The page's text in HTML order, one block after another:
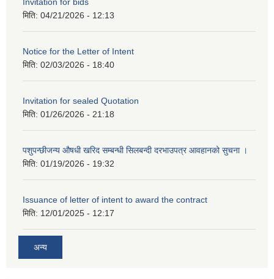
मिति: 04/21/2026 - 12:13
Notice for the Letter of Intent
मिति: 02/03/2026 - 18:40
Invitation for sealed Quotation
मिति: 01/26/2026 - 21:18
पशुपन्छीजन्य औषधी खरिद सम्बन्धी सिलबन्दी दरभाउपत्र आवहानको सुचना ।
मिति: 01/19/2026 - 19:32
Issuance of letter of intent to award the contract
मिति: 12/01/2025 - 12:17
अन्य